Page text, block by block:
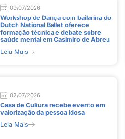
09/07/2026
Workshop de Dança com bailarina do
Dutch National Ballet oferece
formação técnica e debate sobre
saúde mental em Casimiro de Abreu
Leia Mais
02/07/2026
Casa de Cultura recebe evento em
valorização da pessoa idosa
Leia Mais